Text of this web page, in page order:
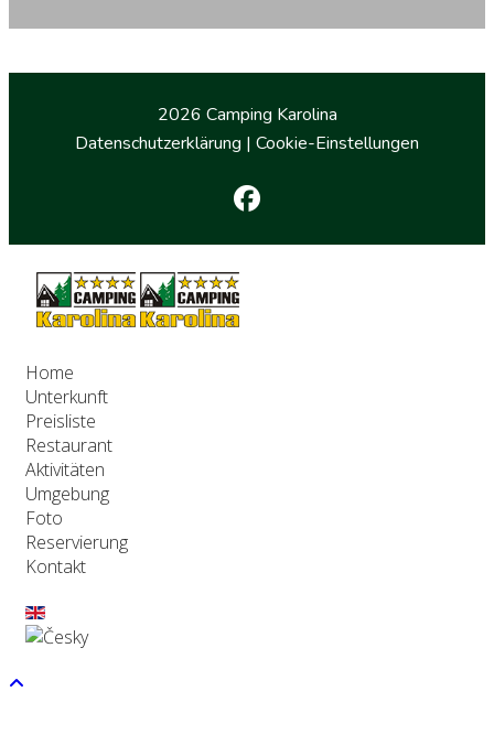
2026 Camping Karolina
Datenschutzerklärung | Cookie-Einstellungen
Home
Unterkunft
Preisliste
Restaurant
Aktivitäten
Umgebung
Foto
Reservierung
Kontakt